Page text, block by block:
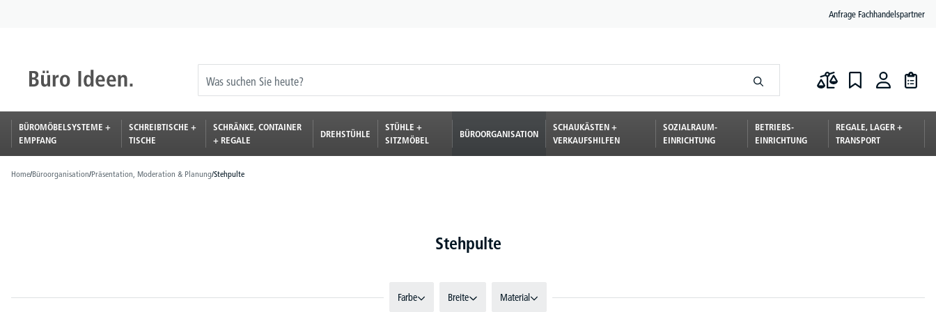
Anfrage Fachhandelspartner
BÜROMÖBELSYSTEME +
EMPFANG
SCHREIBTISCHE +
TISCHE
SCHRÄNKE, CONTAINER
+ REGALE
DREHSTÜHLE
STÜHLE +
SITZMÖBEL
BÜROORGANISATION
SCHAUKÄSTEN +
VERKAUFSHILFEN
SOZIALRAUM-
EINRICHTUNG
BETRIEBS-
EINRICHTUNG
REGALE, LAGER +
TRANSPORT
Home/Büroorganisation/Präsentation, Moderation & Planung/Stehpulte
Stehpulte
Farbe Breite Material